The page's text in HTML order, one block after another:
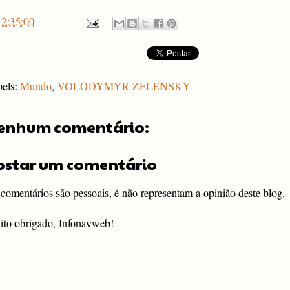
Mundo, VOLODYMYR ZELENSKY
comentário:
um comentário
são pessoais, é não representam a opinião deste blog.
obrigado, Infonavweb!